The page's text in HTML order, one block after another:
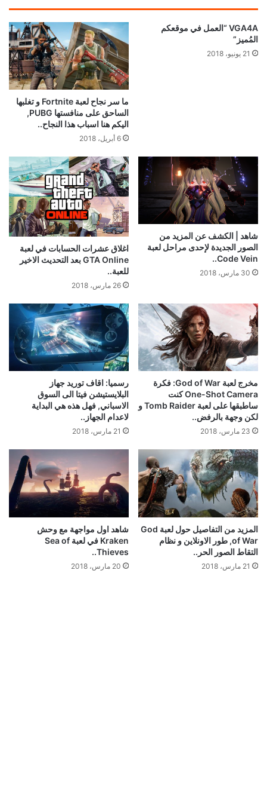
VGA4A “العمل في موقعكم
المُميز”
21 يونيو، 2018
ما سر نجاح لعبة Fortnite و تغلبها
الساحق على منافستها PUBG,
اليكم هنا اسباب هذا النجاح..
6 أبريل، 2018
شاهد | الكشف عن المزيد من
الصور الجديدة لإحدى مراحل لعبة
Code Vein..
30 مارس، 2018
اغلاق عشرات الحسابات في لعبة
GTA Online بعد التحديث الاخير
للعبة..
26 مارس، 2018
مخرج لعبة God of War: فكرة
One-Shot Camera كنت
ساطبقها على لعبة Tomb Raider و
لكن وجهة بالرفض..
23 مارس، 2018
رسميا: اقاف توريد جهاز
البلايستيشن فيتا الى السوق
الاسباني, فهل هذه هي البداية
لاعدام الجهاز..
21 مارس، 2018
المزيد من التفاصيل حول لعبة God
of War, طور الاونلاين و نظام
التقاط الصور الحر..
21 مارس، 2018
شاهد اول مواجهة مع وحش
Kraken في لعبة Sea of
Thieves..
20 مارس، 2018